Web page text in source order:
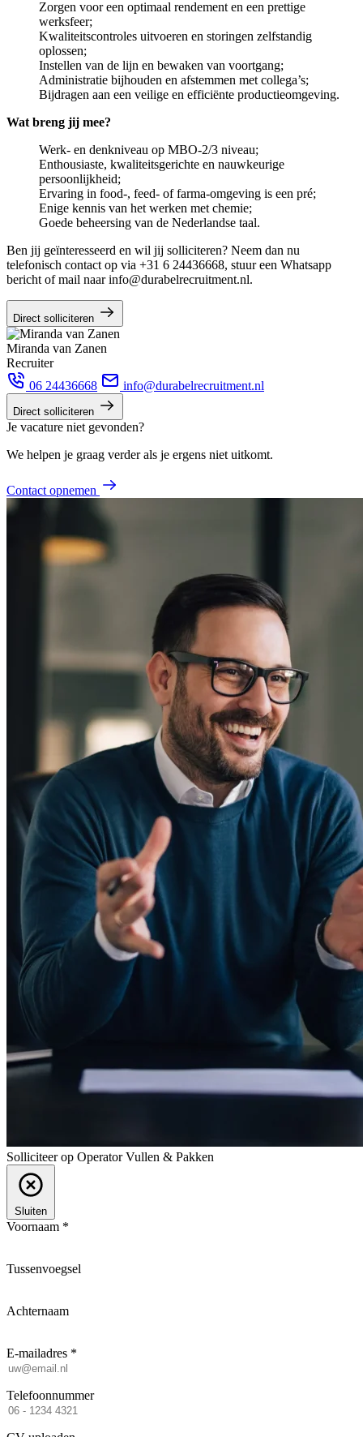
Zorgen voor een optimaal rendement en een prettige
werksfeer;
Kwaliteitscontroles uitvoeren en storingen zelfstandig
oplossen;
Instellen van de lijn en bewaken van voortgang;
Administratie bijhouden en afstemmen met collega’s;
Bijdragen aan een veilige en efficiënte productieomgeving.
Wat breng jij mee?
Werk- en denkniveau op MBO-2/3 niveau;
Enthousiaste, kwaliteitsgerichte en nauwkeurige
persoonlijkheid;
Ervaring in food-, feed- of farma-omgeving is een pré;
Enige kennis van het werken met chemie;
Goede beheersing van de Nederlandse taal.
Ben jij geïnteresseerd en wil jij solliciteren? Neem dan nu
telefonisch contact op via +31 6 24436668, stuur een Whatsapp
bericht of mail naar info@durabelrecruitment.nl.
Direct solliciteren
Miranda van Zanen
Recruiter
06 24436668
info@durabelrecruitment.nl
Direct solliciteren
Je vacature niet gevonden?
We helpen je graag verder als je ergens niet uitkomt.
Contact opnemen
Solliciteer op Operator Vullen & Pakken
Sluiten
Voornaam *
Tussenvoegsel
Achternaam
E-mailadres *
Telefoonnummer